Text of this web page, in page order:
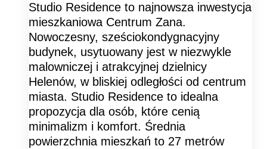
Studio Residence to najnowsza inwestycja
mieszkaniowa Centrum Zana.
Nowoczesny, sześciokondygnacyjny
budynek, usytuowany jest w niezwykle
malowniczej i atrakcyjnej dzielnicy
Helenów, w bliskiej odległości od centrum
miasta. Studio Residence to idealna
propozycja dla osób, które cenią
minimalizm i komfort. Średnia
powierzchnia mieszkań to 27 metrów